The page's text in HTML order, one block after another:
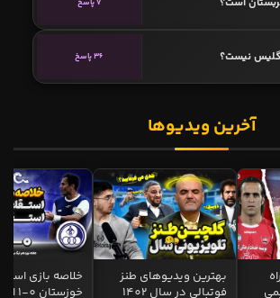
نیست؟ 36 پاسخ
آخرین ویدیوها
بهترین ویدیوهای طنز
فوتبالی در سال 1402
خلاصه بازی